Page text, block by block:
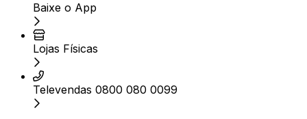
Baixe o App
Lojas Físicas
Televendas 0800 080 0099